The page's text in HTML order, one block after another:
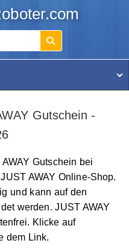
Gutschein -
Gutschein bei
AWAY Online-Shop.
und kann auf den
werden. JUST AWAY
Klicke auf
dem Link.